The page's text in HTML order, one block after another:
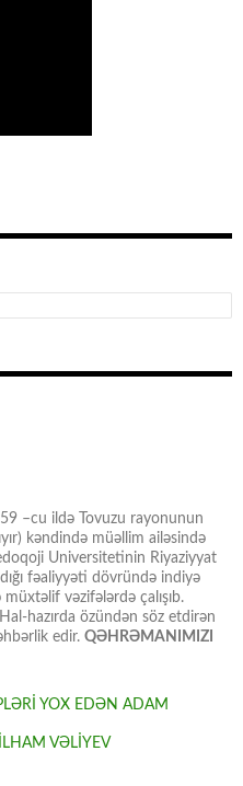
–cu ildə Tovuzu rayonunun
kəndində müəllim ailəsində
Universitetinin Riyaziyyat
fəaliyyəti dövründə indiyə
vəzifələrdə çalışıb.
hazırda özündən söz etdirən
edir. QƏHRƏMANIMIZI
YOX EDƏN ADAM
VƏLİYEV